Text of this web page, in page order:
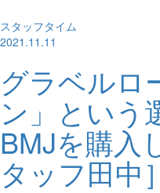
スタッフタイム
2021.11.11
グラベルロ
ン」という
BMJを購入
タッフ田中］